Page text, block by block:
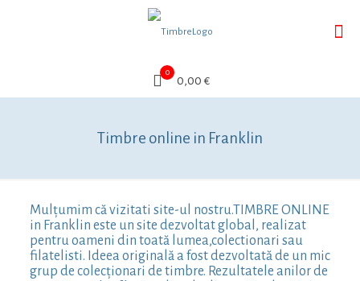
0
0,00 €
Timbre online in Franklin
Mulțumim că vizitati site-ul nostru.TIMBRE ONLINE
in Franklin este un site dezvoltat global, realizat
pentru oameni din toată lumea,colectionari sau
filatelisti. Ideea originală a fost dezvoltată de un mic
grup de colecționari de timbre. Rezultatele anilor de